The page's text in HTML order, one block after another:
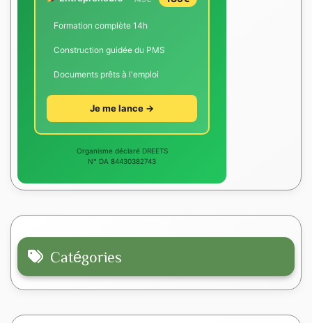
Formation complète 14h
Construction guidée du PMS
Documents prêts à l'emploi
Je me lance →
Organisme déclaré DREETS
N° DA 84430382743
Catégories